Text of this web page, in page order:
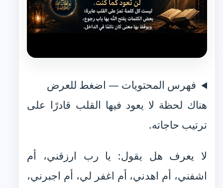
فهرس المحتويات — اضغط للعرض
هناك لحظة لا يعود فيها القلب قادرًا على
ترتيب حاجاته.
لا يعرف هل يقول: يا رب ارزقني، أم
اشفني، أم اهدني، أم اغفر لي، أم اجبرني،